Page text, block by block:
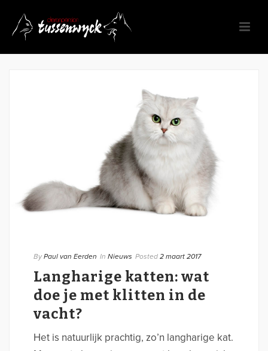
By Paul van Eerden In Nieuws Posted 2 maart 2017
Langharige katten: wat
doe je met klitten in de
vacht?
Het is natuurlijk prachtig, zo’n langharige kat.